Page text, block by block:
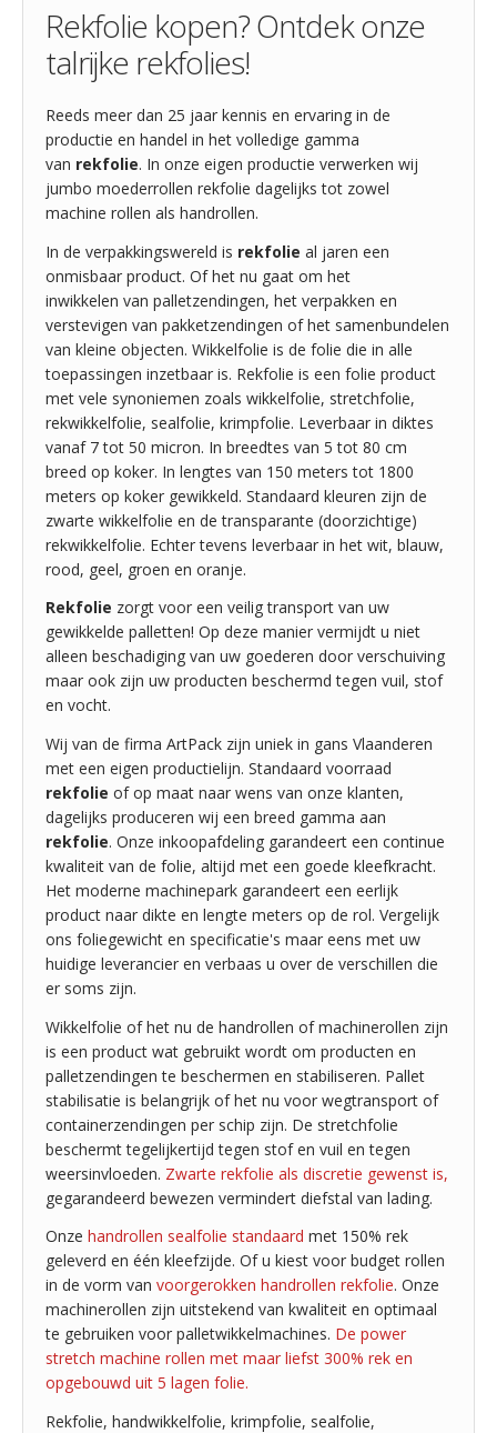
Rekfolie kopen? Ontdek onze
talrijke rekfolies!
Reeds meer dan 25 jaar kennis en ervaring in de
productie en handel in het volledige gamma
van rekfolie. In onze eigen productie verwerken wij
jumbo moederrollen rekfolie dagelijks tot zowel
machine rollen als handrollen.
In de verpakkingswereld is rekfolie al jaren een
onmisbaar product. Of het nu gaat om het
inwikkelen van palletzendingen, het verpakken en
verstevigen van pakketzendingen of het samenbundelen
van kleine objecten. Wikkelfolie is de folie die in alle
toepassingen inzetbaar is. Rekfolie is een folie product
met vele synoniemen zoals wikkelfolie, stretchfolie,
rekwikkelfolie, sealfolie, krimpfolie. Leverbaar in diktes
vanaf 7 tot 50 micron. In breedtes van 5 tot 80 cm
breed op koker. In lengtes van 150 meters tot 1800
meters op koker gewikkeld. Standaard kleuren zijn de
zwarte wikkelfolie en de transparante (doorzichtige)
rekwikkelfolie. Echter tevens leverbaar in het wit, blauw,
rood, geel, groen en oranje.
Rekfolie zorgt voor een veilig transport van uw
gewikkelde palletten! Op deze manier vermijdt u niet
alleen beschadiging van uw goederen door verschuiving
maar ook zijn uw producten beschermd tegen vuil, stof
en vocht.
Wij van de firma ArtPack zijn uniek in gans Vlaanderen
met een eigen productielijn. Standaard voorraad
rekfolie of op maat naar wens van onze klanten,
dagelijks produceren wij een breed gamma aan
rekfolie. Onze inkoopafdeling garandeert een continue
kwaliteit van de folie, altijd met een goede kleefkracht.
Het moderne machinepark garandeert een eerlijk
product naar dikte en lengte meters op de rol. Vergelijk
ons foliegewicht en specificatie's maar eens met uw
huidige leverancier en verbaas u over de verschillen die
er soms zijn.
Wikkelfolie of het nu de handrollen of machinerollen zijn
is een product wat gebruikt wordt om producten en
palletzendingen te beschermen en stabiliseren. Pallet
stabilisatie is belangrijk of het nu voor wegtransport of
containerzendingen per schip zijn. De stretchfolie
beschermt tegelijkertijd tegen stof en vuil en tegen
weersinvloeden. Zwarte rekfolie als discretie gewenst is,
gegarandeerd bewezen vermindert diefstal van lading.
Onze handrollen sealfolie standaard met 150% rek
geleverd en één kleefzijde. Of u kiest voor budget rollen
in de vorm van voorgerokken handrollen rekfolie. Onze
machinerollen zijn uitstekend van kwaliteit en optimaal
te gebruiken voor palletwikkelmachines. De power
stretch machine rollen met maar liefst 300% rek en
opgebouwd uit 5 lagen folie.
Rekfolie, handwikkelfolie, krimpfolie, sealfolie,